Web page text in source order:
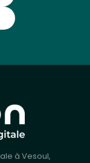
à Vesoul,